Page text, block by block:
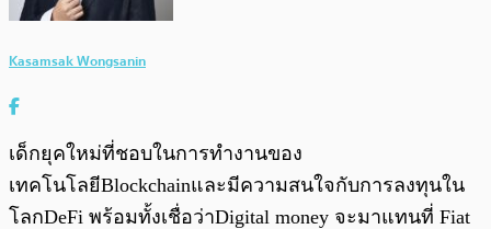
Kasamsak Wongsanin
เด็กยุคใหม่ที่ชอบในการทำงานของ
เทคโนโลยีBlockchainและมีความสนใจกับการลงทุนใน
โลกDeFi พร้อมทั้งเชื่อว่าDigital money จะมาแทนที่ Fiat